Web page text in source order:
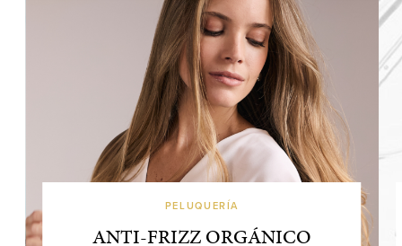
PELUQUERÍA
ANTI-FRIZZ ORGÁNICO